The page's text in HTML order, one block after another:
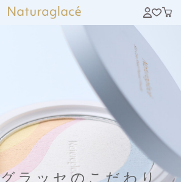
ラッセのこだわり